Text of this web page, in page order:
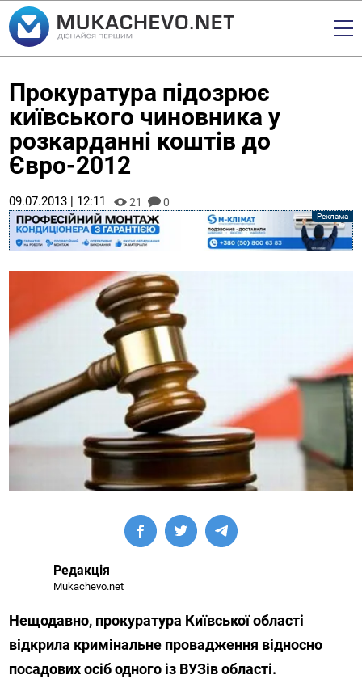
Прокуратура підозрює
київського чиновника у
розкарданні коштів до
Євро-2012
09.07.2013 | 12:11 21 0
Редакція
Mukachevo.net
Нещодавно, прокуратура Київської області
відкрила кримінальне провадження відносно
посадових осіб одного із ВУЗів області.